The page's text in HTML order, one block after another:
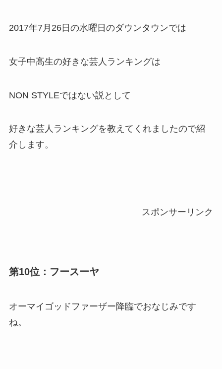
2017年7月26日の水曜日のダウンタウンでは
女子中高生の好きな芸人ランキングは
NON STYLEではない説として
好きな芸人ランキングを教えてくれましたので紹
介します。
スポンサーリンク
第10位：フースーヤ
オーマイゴッドファーザー降臨でおなじみです
ね。